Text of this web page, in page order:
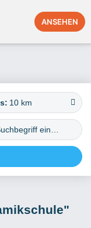
ANSEHEN
Deutschland
10 km